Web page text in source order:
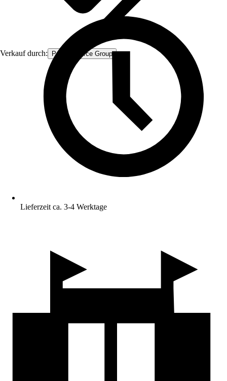
Verkauf durch: Procommerce Group
Lieferzeit ca. 3-4 Werktage